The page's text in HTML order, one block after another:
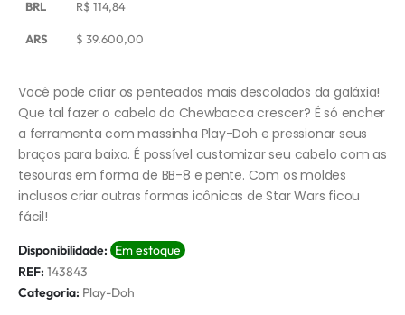
BRL R$ 114,84
ARS $ 39.600,00
Você pode criar os penteados mais descolados da galáxia!
Que tal fazer o cabelo do Chewbacca crescer? É só encher
a ferramenta com massinha Play-Doh e pressionar seus
braços para baixo. É possível customizar seu cabelo com as
tesouras em forma de BB-8 e pente. Com os moldes
inclusos criar outras formas icônicas de Star Wars ficou
fácil!
Disponibilidade: Em estoque
REF: 143843
Categoria: Play-Doh